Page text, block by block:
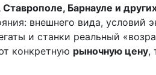
Барнауле и
внешнего вида, условий
и станки реальный
конкретную рыночную цену,